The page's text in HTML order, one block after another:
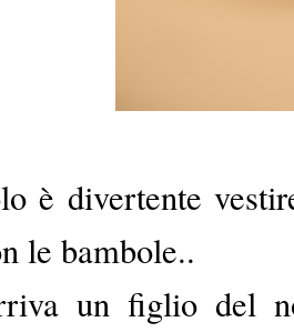
è divertente
le bambole..
un figlio del